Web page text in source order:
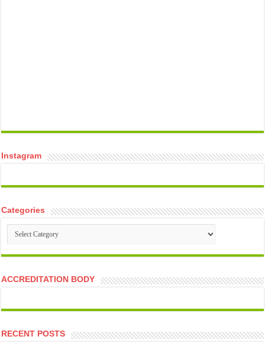
temp mail
Instagram
Categories
Categories
ACCREDITATION BODY
RECENT POSTS